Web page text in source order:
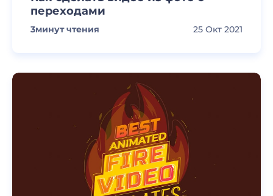
переходами
3минут чтения 25 Окт 2021